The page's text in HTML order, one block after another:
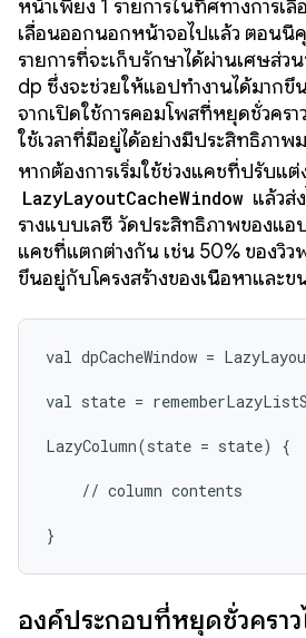
หน้าเพียง 1 รายการในทิศทางการเ
เลื่อนออกนอกหน้าจอไปแล้ว ตอน
รายการที่จะเก็บรักษาได้ผ่านเศษส่ว
dp ซึ่งจะช่วยให้แอปทำงานได้มาก
จากเปิดใช้การคอมโพสที่หยุดชั่วครา
ใช้เวลาที่มีอยู่ได้อย่างมีประสิทธิภาพ
หากต้องการเริ่มใช้ช่วงแคชที่ปรับแ
LazyLayoutCacheWindow แล้วส่
รางแบบเลซี วัดประสิทธิภาพของแอ
แคชที่แตกต่างกัน เช่น 50% ของวิว
ขึ้นอยู่กับโครงสร้างของเนื้อหาและข
val dpCacheWindow =
val state =
LazyColumn(state = state) {
    // column contents
}
องค์ประกอบที่หยุดชั่วครา